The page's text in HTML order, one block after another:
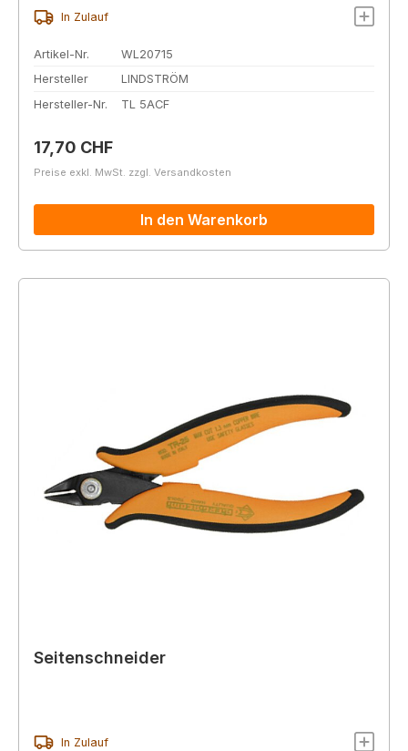
In Zulauf
Artikel-Nr.
WL20715
Hersteller
LINDSTRÖM
Hersteller-Nr.
TL 5ACF
Regulärer Preis:
17,70 CHF
Preise exkl. MwSt. zzgl. Versandkosten
In den Warenkorb
Seitenschneider
In Zulauf